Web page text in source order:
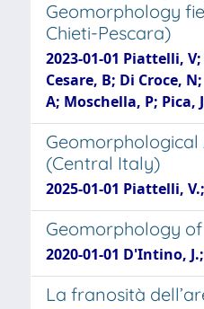
Geomorphology
Chieti-Pescara)
2023-01-01 Piattelli,
Cesare, B; Di Croce,
A; Moschella, P; Pica,
Geomorphological
(Central Italy)
2025-01-01 Piattelli,
Geomorphology
2020-01-01 D'Intino,
La franosità